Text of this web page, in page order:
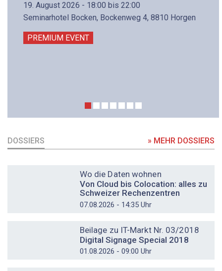
19. August 2026 - 18:00 bis 22:00
Seminarhotel Bocken, Bockenweg 4, 8810 Horgen
PREMIUM EVENT
DOSSIERS » MEHR DOSSIERS
Wo die Daten wohnen
Von Cloud bis Colocation: alles zu
Schweizer Rechenzentren
07.08.2026 - 14:35 Uhr
Beilage zu IT-Markt Nr. 03/2018
Digital Signage Special 2018
01.08.2026 - 09:00 Uhr